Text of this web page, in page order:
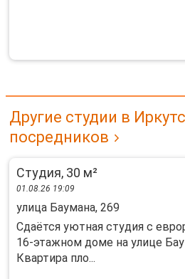
Другие студии в
посредников
Студия, 30 м²
01.08.26 19:09
улица Баумана, 269
Сдаётся уютная студия с
16-этажном доме на улице
Квартира пло...